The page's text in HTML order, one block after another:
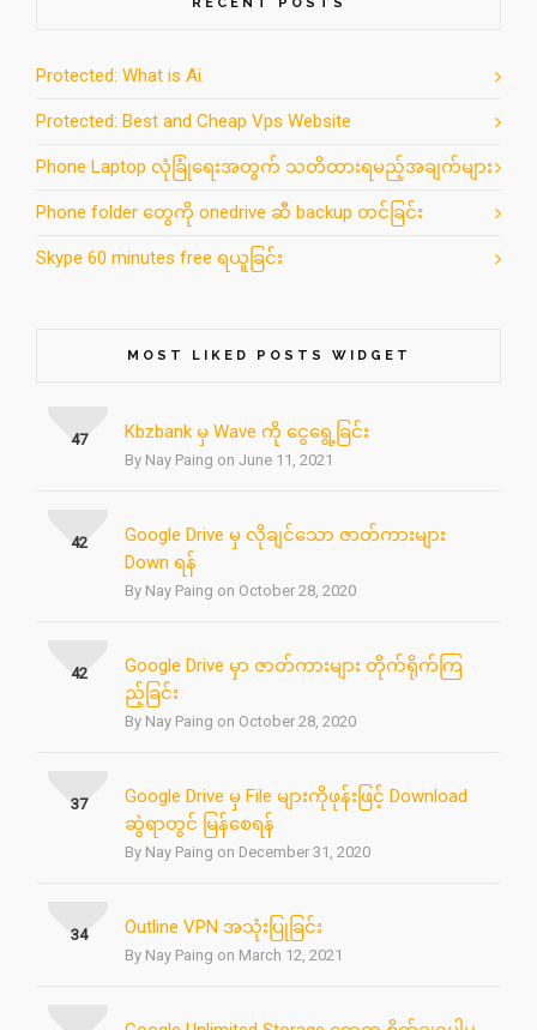
Protected: What is Ai
Protected: Best and Cheap Vps Website
Phone Laptop လုံခြုံရေးအတွက် သတိထားရမည့်အချက်များ
Phone folder တွေကို onedrive ဆီ backup တင်ခြင်း
Skype 60 minutes free ရယူခြင်း
MOST LIKED POSTS WIDGET
Kbzbank မှ Wave ကို ငွေရွေ့ခြင်း
By Nay Paing on June 11, 2021
47
Google Drive မှ လိုချင်သော ဇာတ်ကားများ
Down ရန်
By Nay Paing on October 28, 2020
42
Google Drive မှာ ဇာတ်ကားများ တိုက်ရိုက်ကြ
ည့်ခြင်း
By Nay Paing on October 28, 2020
42
Google Drive မှ File များကိုဖုန်းဖြင့် Download
ဆွဲရာတွင် မြန်စေရန်
By Nay Paing on December 31, 2020
37
Outline VPN အသုံးပြုခြင်း
By Nay Paing on March 12, 2021
34